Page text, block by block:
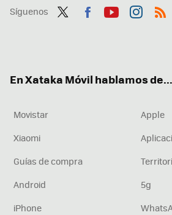
Síguenos
En Xataka Móvil hablamos de...
Movistar
Apple
Xiaomi
Guías de compra
Android
5g
iPhone